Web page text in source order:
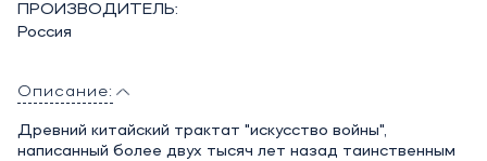
ПРОИЗВОДИТЕЛЬ:
Россия
Описание:
Древний китайский трактат "искусство войны",
написанный более двух тысяч лет назад таинственным